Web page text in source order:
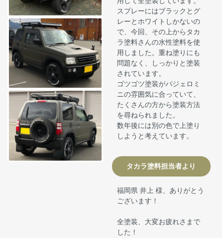
スプレーにはブラックとグ
レーとホワイトしかないの
で、今回、その上からタカ
ラ塗料さんの水性塗料を使
用しました。重ね塗りにも
問題なく、しっかりと塗装
されています。
ゴツゴツ塗装がパジェロミ
ニの雰囲気に合っていて、
たくさんの方から塗装方法
を尋ねられました。
数年後には別の色で上塗り
しようと考えています。
タカラ塗料担当者より
福岡県 井上 様、ありがとう
ございます！
全塗装、大変お疲れさまで
した！